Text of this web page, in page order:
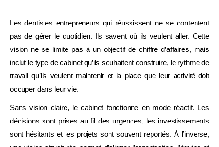
Les dentistes entrepreneurs qui réussissent ne se contentent
pas de gérer le quotidien. Ils savent où ils veulent aller. Cette
vision ne se limite pas à un objectif de chiffre d’affaires, mais
inclut le type de cabinet qu’ils souhaitent construire, le rythme de
travail qu’ils veulent maintenir et la place que leur activité doit
occuper dans leur vie.
Sans vision claire, le cabinet fonctionne en mode réactif. Les
décisions sont prises au fil des urgences, les investissements
sont hésitants et les projets sont souvent reportés. À l’inverse,
Rentabilité réelle
Vision à 5 ans
Je fais mon diagnostic gratuit →